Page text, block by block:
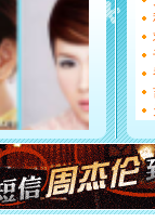
能正大
天都要快
[圣诞节]
如意,快
[元旦]
断电。
你是我
[元旦]如
起；二是
离。水晶
[元旦]当
泣，这痛